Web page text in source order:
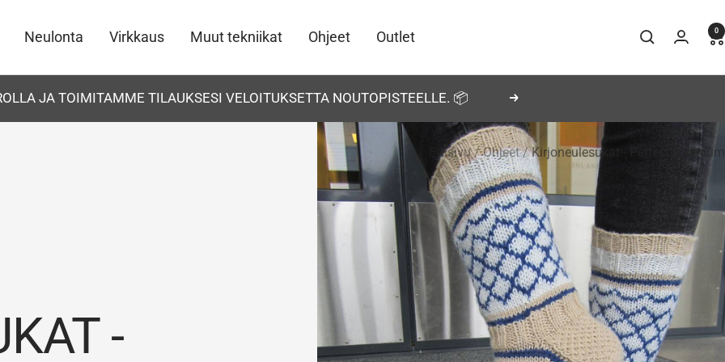
Neulonta Virkkaus Muut tekniikat Ohjeet Outlet 0
JA TOIMITAMME TILAUKSESI VELOITUKSETTA NOUTOPISTEELLE. 📦 Seuraava
Etusivu Ohjeet Kirjoneulesukat - Perfect Premium
-